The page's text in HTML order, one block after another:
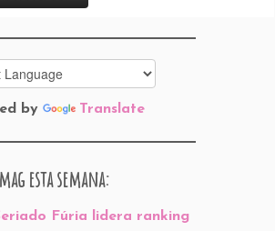
by Translate
esta semana:
Fúria lidera ranking